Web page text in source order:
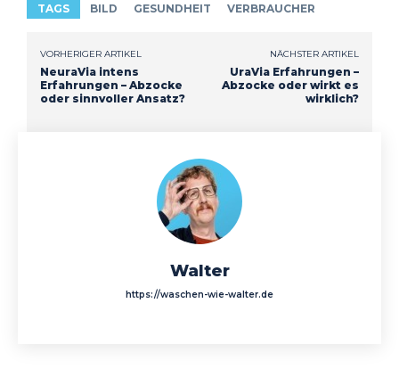
TAGS BILD GESUNDHEIT VERBRAUCHER
VORHERIGER ARTIKEL
NeuraVia intens
Erfahrungen – Abzocke
oder sinnvoller Ansatz?
NÄCHSTER ARTIKEL
UraVia Erfahrungen –
Abzocke oder wirkt es
wirklich?
Walter
https://waschen-wie-walter.de